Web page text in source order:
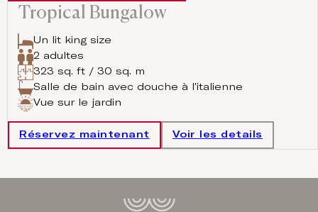
Tropical Bungalow
Un lit king size
2 adultes
323 sq. ft / 30 sq. m
Salle de bain avec douche à l'italienne
Vue sur le jardin
Réservez maintenant Voir les details